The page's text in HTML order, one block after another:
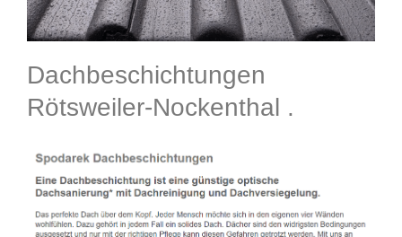
Dachbeschichtungen
Rötsweiler-Nockenthal .